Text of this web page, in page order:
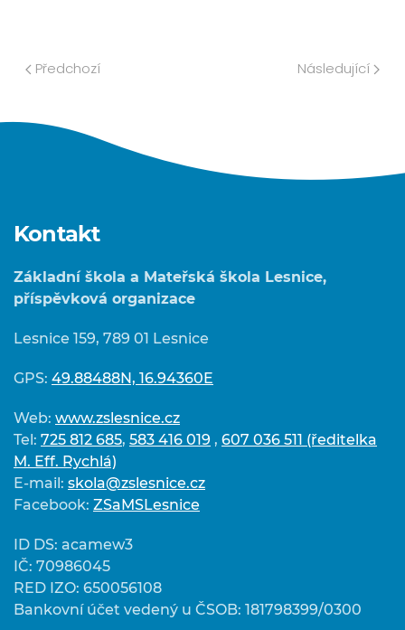
Předchozí Následující
Kontakt
Základní škola a Mateřská škola Lesnice,
příspěvková organizace
Lesnice 159, 789 01 Lesnice
GPS: 49.88488N, 16.94360E
Web: www.zslesnice.cz
Tel: 725 812 685, 583 416 019 , 607 036 511 (ředitelka
M. Eff. Rychlá)
E-mail: skola@zslesnice.cz
Facebook: ZSaMSLesnice
ID DS: acamew3
IČ: 70986045
RED IZO: 650056108
Bankovní účet vedený u ČSOB: 181798399/0300